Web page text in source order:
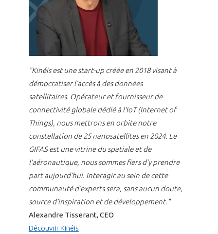
"Kinéis est une start-up créée en 2018 visant à
démocratiser l’accès à des données
satellitaires. Opérateur et fournisseur de
connectivité globale dédié à l’IoT (Internet of
Things), nous mettrons en orbite notre
constellation de 25 nanosatellites en 2024. Le
GIFAS est une vitrine du spatiale et de
l’aéronautique, nous sommes fiers d’y prendre
part aujourd’hui. Interagir au sein de cette
communauté d’experts sera, sans aucun doute,
source d’inspiration et de développement."
Alexandre Tisserant, CEO
Découvrir Kinéis